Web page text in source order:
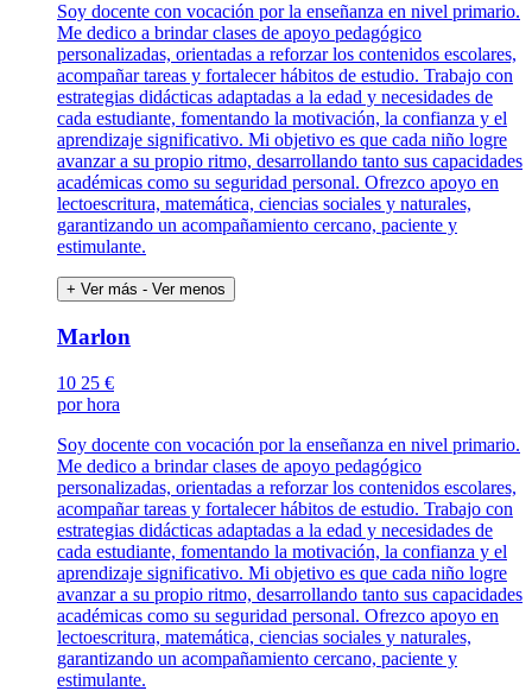
Soy docente con vocación por la enseñanza en nivel primario.
Me dedico a brindar clases de apoyo pedagógico
personalizadas, orientadas a reforzar los contenidos escolares,
acompañar tareas y fortalecer hábitos de estudio. Trabajo con
estrategias didácticas adaptadas a la edad y necesidades de
cada estudiante, fomentando la motivación, la confianza y el
aprendizaje significativo. Mi objetivo es que cada niño logre
avanzar a su propio ritmo, desarrollando tanto sus capacidades
académicas como su seguridad personal. Ofrezco apoyo en
lectoescritura, matemática, ciencias sociales y naturales,
garantizando un acompañamiento cercano, paciente y
estimulante.
+ Ver más - Ver menos
Marlon
10 25 €
por hora
Soy docente con vocación por la enseñanza en nivel primario.
Me dedico a brindar clases de apoyo pedagógico
personalizadas, orientadas a reforzar los contenidos escolares,
acompañar tareas y fortalecer hábitos de estudio. Trabajo con
estrategias didácticas adaptadas a la edad y necesidades de
cada estudiante, fomentando la motivación, la confianza y el
aprendizaje significativo. Mi objetivo es que cada niño logre
avanzar a su propio ritmo, desarrollando tanto sus capacidades
académicas como su seguridad personal. Ofrezco apoyo en
lectoescritura, matemática, ciencias sociales y naturales,
garantizando un acompañamiento cercano, paciente y
estimulante.